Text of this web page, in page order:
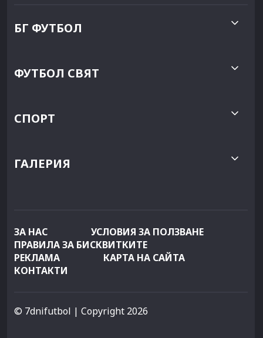
БГ ФУТБОЛ
ФУТБОЛ СВЯТ
СПОРТ
ГАЛЕРИЯ
ЗА НАС
УСЛОВИЯ ЗА ПОЛЗВАНЕ
ПРАВИЛА ЗА БИСКВИТКИТЕ
РЕКЛАМА
КАРТА НА САЙТА
КОНТАКТИ
© 7dnifutbol | Copyright 2026